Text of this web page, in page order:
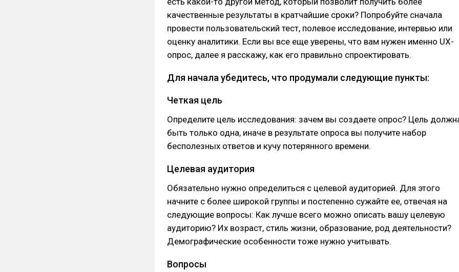
качественные результаты в кратчайшие сроки? Попробуйте сначала
провести пользовательский тест, полевое исследование, интервью или
оценку аналитики. Если вы все еще уверены, что вам нужен именно UX-
опрос, далее я расскажу, как его правильно спроектировать.
Для начала убедитесь, что продумали следующие пункты:
Четкая цель
Определите цель исследования: зачем вы создаете опрос? Цель
быть только одна, иначе в результате опроса вы получите набор
бесполезных ответов и кучу потерянного времени.
Целевая аудитория
Обязательно нужно определиться с целевой аудиторией. Для этого
начните с более широкой группы и постепенно сужайте ее, отвечая на
следующие вопросы: Как лучше всего можно описать вашу целевую
аудиторию? Их возраст, стиль жизни, образование, род деятельности?
Демографические особенности тоже нужно учитывать.
Вопросы